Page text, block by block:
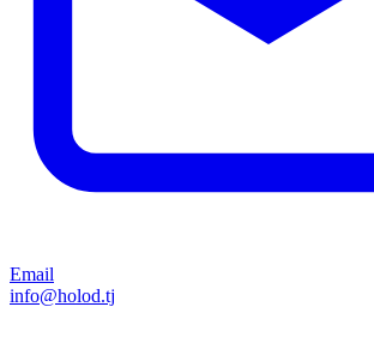
Email
info@holod.tj